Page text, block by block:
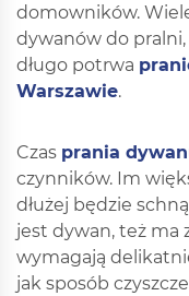
domowników.
dywanów do pralni,
długo potrwa
Warszawie.
Czas prania
czynników. Im
dłużej będzie
jest dywan, też ma
wymagają
jak sposób